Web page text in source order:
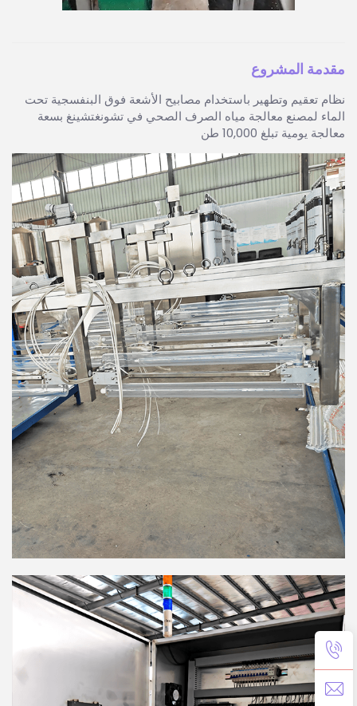
مقدمة المشروع
نظام تعقيم وتطهير باستخدام مصابيح الأشعة فوق البنفسجية تحت
الماء لمصنع معالجة مياه الصرف الصحي في تشونغتشينغ بسعة
معالجة يومية تبلغ 10,000 طن